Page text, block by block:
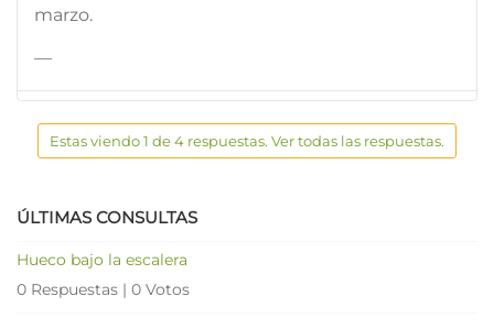
marzo.
—
Estas viendo 1 de 4 respuestas. Ver todas las respuestas.
ÚLTIMAS CONSULTAS
Hueco bajo la escalera
0 Respuestas | 0 Votos